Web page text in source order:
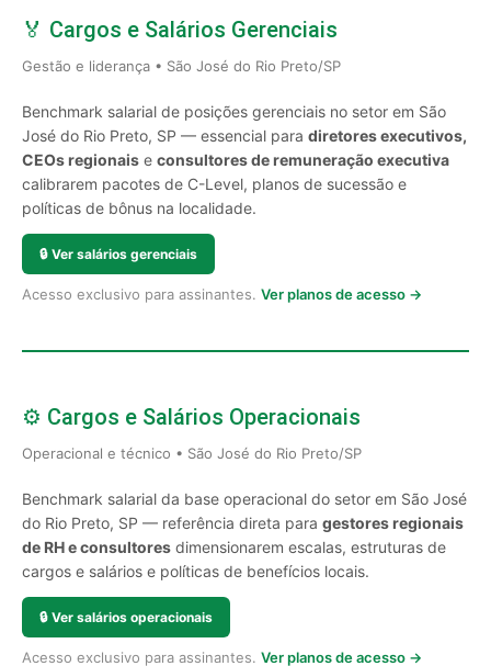
🏅 Cargos e Salários Gerenciais
Gestão e liderança • São José do Rio Preto/SP
Benchmark salarial de posições gerenciais no setor em São
José do Rio Preto, SP — essencial para diretores executivos,
CEOs regionais e consultores de remuneração executiva
calibrarem pacotes de C-Level, planos de sucessão e
políticas de bônus na localidade.
🔒 Ver salários gerenciais
Acesso exclusivo para assinantes. Ver planos de acesso →
⚙️ Cargos e Salários Operacionais
Operacional e técnico • São José do Rio Preto/SP
Benchmark salarial da base operacional do setor em São José
do Rio Preto, SP — referência direta para gestores regionais
de RH e consultores dimensionarem escalas, estruturas de
cargos e salários e políticas de benefícios locais.
🔒 Ver salários operacionais
Acesso exclusivo para assinantes. Ver planos de acesso →